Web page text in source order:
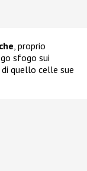
, proprio
sfogo sui
di quello celle sue